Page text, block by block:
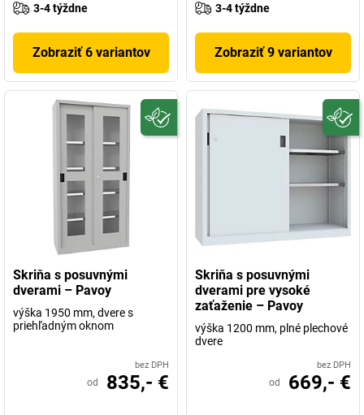
3-4 týždne
Zobraziť 6 variantov
3-4 týždne
Zobraziť 9 variantov
Skriňa s posuvnými
dverami – Pavoy
výška 1950 mm, dvere s
priehľadným oknom
bez DPH
od 835,- €
Skriňa s posuvnými
dverami pre vysoké
zaťaženie – Pavoy
výška 1200 mm, plné plechové
dvere
bez DPH
od 669,- €